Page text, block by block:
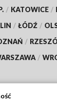
/ KATOWICE /
/ ŁÓDŹ /
/
/